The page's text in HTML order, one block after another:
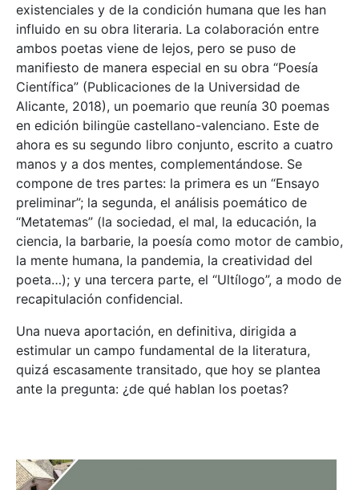
existenciales y de la condición humana que les han
influido en su obra literaria. La colaboración entre
ambos poetas viene de lejos, pero se puso de
manifiesto de manera especial en su obra “Poesía
Científica” (Publicaciones de la Universidad de
Alicante, 2018), un poemario que reunía 30 poemas
en edición bilingüe castellano-valenciano. Este de
ahora es su segundo libro conjunto, escrito a cuatro
manos y a dos mentes, complementándose. Se
compone de tres partes: la primera es un “Ensayo
preliminar”; la segunda, el análisis poemático de
“Metatemas” (la sociedad, el mal, la educación, la
ciencia, la barbarie, la poesía como motor de cambio,
la mente humana, la pandemia, la creatividad del
poeta…); y una tercera parte, el “Ultílogo”, a modo de
recapitulación confidencial.
Una nueva aportación, en definitiva, dirigida a
estimular un campo fundamental de la literatura,
quizá escasamente transitado, que hoy se plantea
ante la pregunta: ¿de qué hablan los poetas?